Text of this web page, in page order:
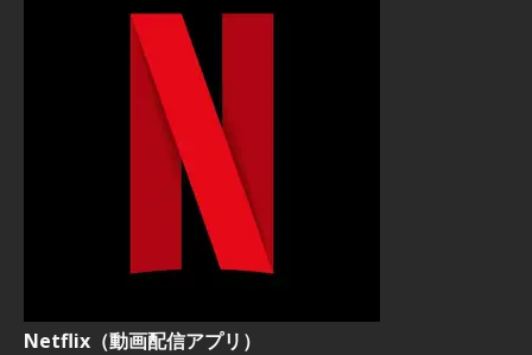
Netflix（動画配信アプリ）